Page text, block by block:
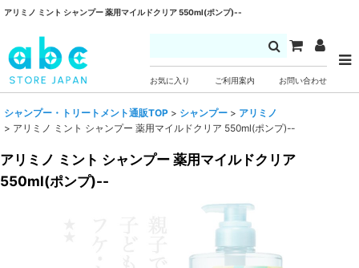
アリミノ ミント シャンプー 薬用マイルドクリア 550ml(ポンプ)--
お気に入り ご利用案内 お問い合わせ
シャンプー・トリートメント通販TOP > シャンプー > アリミノ
> アリミノ ミント シャンプー 薬用マイルドクリア 550ml(ポンプ)--
アリミノ ミント シャンプー 薬用マイルドクリア
550ml(ポンプ)--